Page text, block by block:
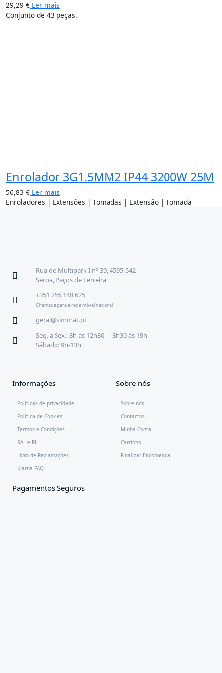
29,29 € Ler mais
Conjunto de 43 peças.
Enrolador 3G1.5MM2 IP44 3200W 25M
56,83 € Ler mais
Enroladores | Extensões | Tomadas | Extensão | Tomada
Rua do Multipark I nº 39, 4595-542
Seroa, Paços de Ferreira
+351 255 148 625
Chamada para a rede móvel nacional
geral@simmat.pt
Seg. a Sex.: 8h às 12h30 - 13h30 às 19h
Sábado: 9h-13h
Informações
Políticas de privacidade
Política de Cookies
Termos e Condições
RAL e RLL
Livro de Reclamações
Klarna FAQ
Sobre nós
Sobre nós
Contactos
Minha Conta
Carrinho
Finalizar Encomenda
Pagamentos Seguros